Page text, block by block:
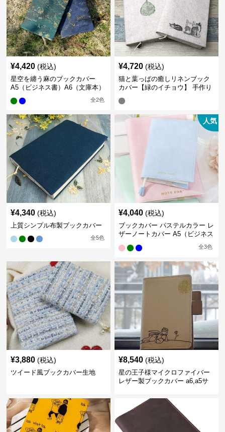
¥4,420 (税込)
星空を纏う麻のブックカバー
A5（ビジネス書）A6（文庫本）
全2色
¥4,720 (税込)
猫と葉っぱの癒しリネンブック
カバー【緑のイチョウ】 手作り
¥4,340 (税込)
上質シンプル布製ブックカバー
全5色
人気
¥4,040 (税込)
ブックカバー パステルカラー レ
ザーノートカバー A5（ビジネス
全3色
¥3,880 (税込)
ツイード風ブックカバー生地
¥8,540 (税込)
星の王子様マイクロファイバー
レザー製ブックカバー a6,a5サ